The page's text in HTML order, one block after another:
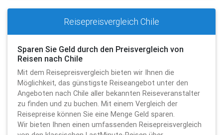
Reisepreisvergleich Chile
Sparen Sie Geld durch den Preisvergleich von
Reisen nach Chile
Mit dem Reisepreisvergleich bieten wir Ihnen die
Möglichkeit, das günstigste Reiseangebot unter den
Angeboten nach Chile aller bekannten Reiseveranstalter
zu finden und zu buchen. Mit einem Vergleich der
Reisepreise können Sie eine Menge Geld sparen.
Wir bieten Ihnen einen umfassenden Reisepreisvergleich